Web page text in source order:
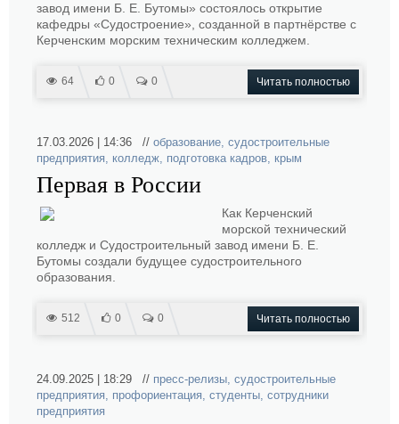
завод имени Б. Е. Бутомы» состоялось открытие
кафедры «Судостроение», созданной в партнёрстве с
Керченским морским техническим колледжем.
64 0 0 Читать полностью
17.03.2026 | 14:36 // образование, судостроительные
предприятия, колледж, подготовка кадров, крым
Первая в России
Как Керченский
морской технический
колледж и Судостроительный завод имени Б. Е.
Бутомы создали будущее судостроительного
образования.
512 0 0 Читать полностью
24.09.2025 | 18:29 // пресс-релизы, судостроительные
предприятия, профориентация, студенты, сотрудники
предприятия